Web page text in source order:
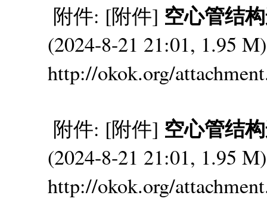
附件: [附件] 空心管结
(2024-8-21 21:01, 1.95
http://okok.org/
附件: [附件] 空心管结
(2024-8-21 21:01, 1.95
http://okok.org/